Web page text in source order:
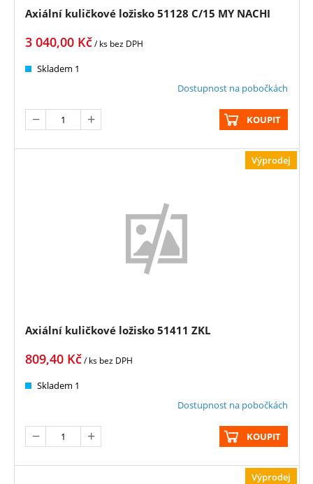
Axiální kuličkové ložisko 51128 C/15 MY NACHI
3 040,00 Kč/ ks bez DPH
Skladem 1
Dostupnost na pobočkách
KOUPIT
Výprodej
Axiální kuličkové ložisko 51411 ZKL
809,40 Kč/ ks bez DPH
Skladem 1
Dostupnost na pobočkách
KOUPIT
Výprodej